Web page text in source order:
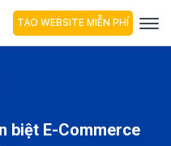
TẠO WEBSITE MIỄN PHÍ
biệt E-Commerce